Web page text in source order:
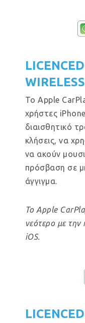
WIRELESS
Το Apple
χρήστες
διαισθητικό
κλήσεις, να
να ακούν
πρόσβαση σε
άγγιγμα.
Το Apple
νεότερο με
iOS.